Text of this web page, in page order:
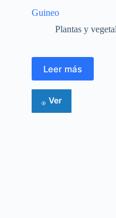
Guineo
Plantas y
Leer más
Ver